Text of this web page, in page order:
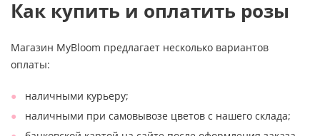
Как купить и оплатить розы
Магазин MyBloom предлагает несколько вариантов
оплаты:
наличными курьеру;
наличными при самовывозе цветов с нашего склада;